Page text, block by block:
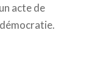
acte de
démocratie.